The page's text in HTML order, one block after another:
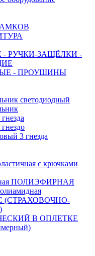
- РУЧКИ-ЗАЩЁЛКИ -
- ПРОУШИНЫ
светодиодный
3 гнезда
с крючками
ПОЛИЭФИРНАЯ
(СТРАХОВОЧНО-
В ОПЛЕТКЕ